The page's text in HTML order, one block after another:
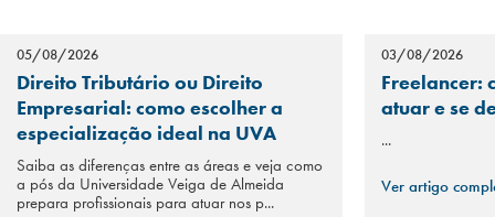
05/08/2026
Direito Tributário ou Direito
Empresarial: como escolher a
especialização ideal na UVA
Saiba as diferenças entre as áreas e veja como
a pós da Universidade Veiga de Almeida
prepara profissionais para atuar nos p...
03/08/2026
Freelancer:
atuar e se
...
Ver artigo